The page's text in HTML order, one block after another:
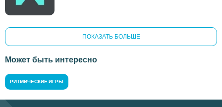
ПОКАЗАТЬ БОЛЬШЕ
Может быть интересно
РИТМИЧЕСКИЕ ИГРЫ